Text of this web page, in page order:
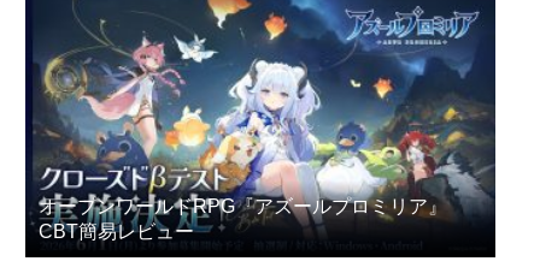
オープンワールドRPG『アズールプロミリア』
CBT簡易レビュー